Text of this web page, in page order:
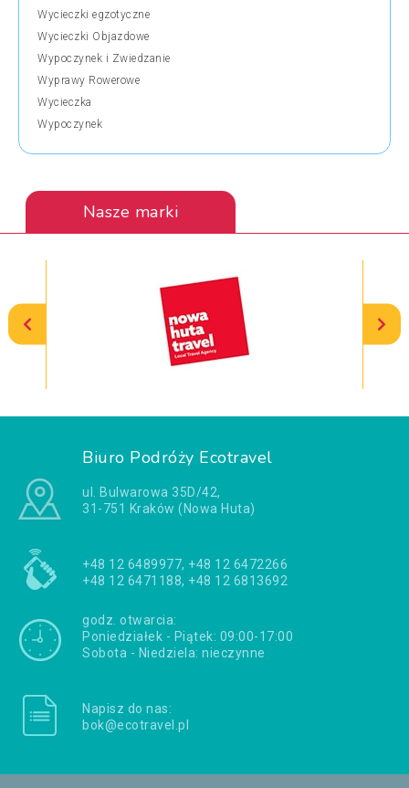
Wycieczki egzotyczne
Wycieczki Objazdowe
Wypoczynek i Zwiedzanie
Wyprawy Rowerowe
Wycieczka
Wypoczynek
Nasze marki
Biuro Podróży Ecotravel
ul. Bulwarowa 35D/42,
31-751 Kraków (Nowa Huta)
+48 12 6489977, +48 12 6472266
+48 12 6471188, +48 12 6813692
godz. otwarcia:
Poniedziałek - Piątek: 09:00-17:00
Sobota - Niedziela: nieczynne
Napisz do nas:
bok@ecotravel.pl